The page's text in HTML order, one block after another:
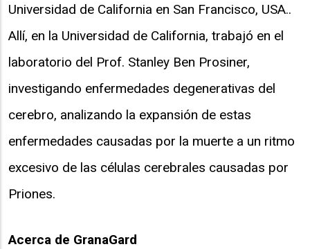
Universidad de California en San Francisco, USA..
Allí, en la Universidad de California, trabajó en el
laboratorio del Prof. Stanley Ben Prosiner,
investigando enfermedades degenerativas del
cerebro, analizando la expansión de estas
enfermedades causadas por la muerte a un ritmo
excesivo de las células cerebrales causadas por
Priones.
Acerca de GranaGard